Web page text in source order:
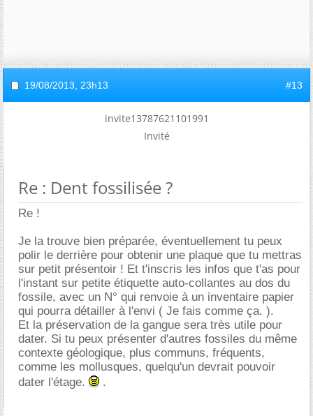
19/08/2013, 23h13 #13
invite13787621101991
Invité
Re : Dent fossilisée ?
Re !
Je la trouve bien préparée, éventuellement tu peux
polir le derrière pour obtenir une plaque que tu mettras
sur petit présentoir ! Et t'inscris les infos que t'as pour
l'instant sur petite étiquette auto-collantes au dos du
fossile, avec un N° qui renvoie à un inventaire papier
qui pourra détailler à l'envi ( Je fais comme ça. ).
Et la préservation de la gangue sera très utile pour
dater. Si tu peux présenter d'autres fossiles du même
contexte géologique, plus communs, fréquents,
comme les mollusques, quelqu'un devrait pouvoir
dater l'étage.
.